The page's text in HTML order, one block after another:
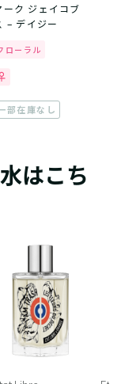
ーク ジェイコブ
– デイジー
ローラル
部在庫なし
はこち